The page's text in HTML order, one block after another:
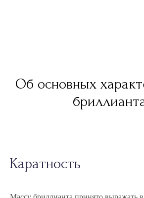
Об основных
Каратность